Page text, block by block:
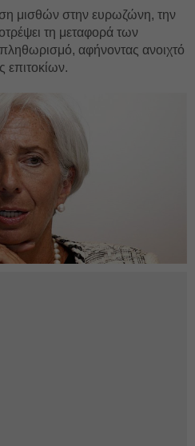
μισθών στην ευρωζώνη, την
τη μεταφορά των
αφήνοντας ανοιχτό
επιτοκίων.